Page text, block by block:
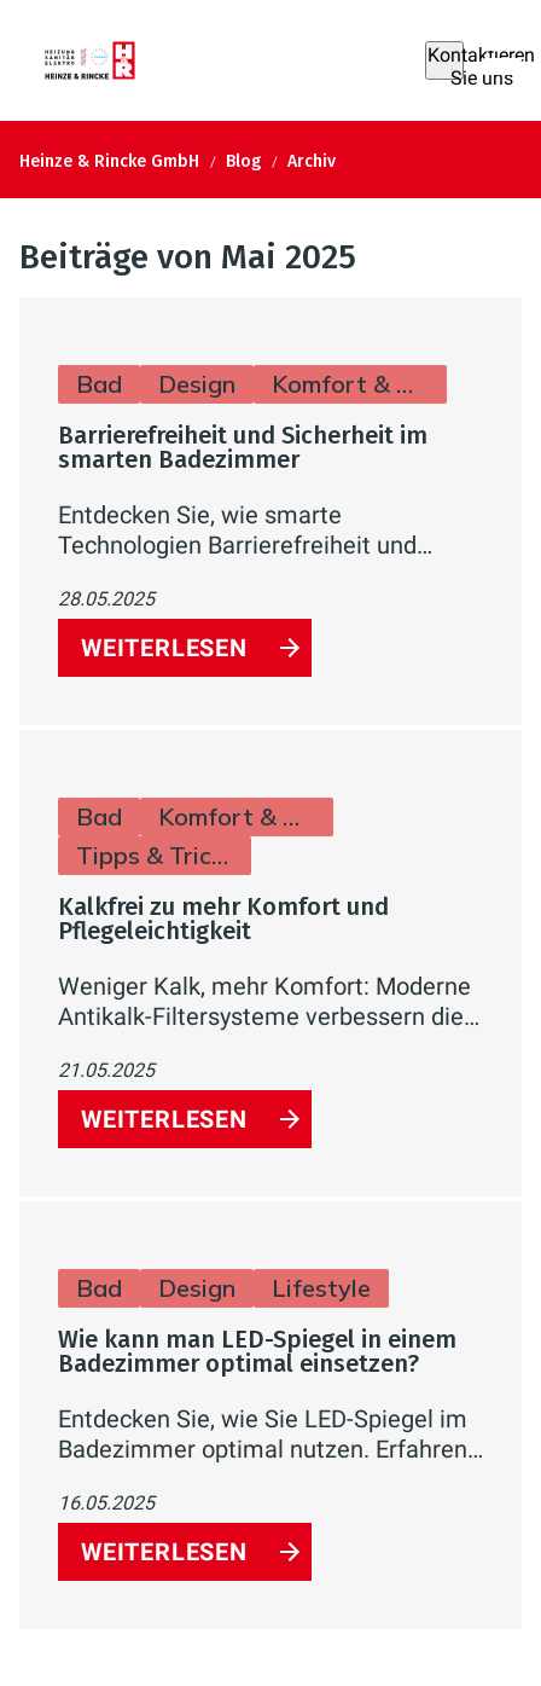
Kontaktieren
Sie uns
Heinze & Rincke GmbH Blog Archiv
Beiträge von Mai 2025
Bad Design Komfort & Hygiene
Barrierefreiheit und Sicherheit im
smarten Badezimmer
Entdecken Sie, wie smarte
Technologien Barrierefreiheit und
für mehr Komfort, Schutz und
Lebensqualität für alle Generationen.
28.05.2025
WEITERLESEN
Bad
Komfort & Hygiene
Tipps & Tricks
Kalkfrei zu mehr Komfort und
Pflegeleichtigkeit
Weniger Kalk, mehr Komfort: Moderne
Antikalk-Filtersysteme verbessern die
reduzieren Kalkablagerungen und
erleichtern die Reinigung. Schützen Sie
Ihre Armaturen und Badflächen effektiv
21.05.2025
WEITERLESEN
Bad Design Lifestyle
Wie kann man LED-Spiegel in einem
Badezimmer optimal einsetzen?
Entdecken Sie, wie Sie LED-Spiegel im
Badezimmer optimal nutzen. Erfahren
Energieeffizienz, platzsparende
Lösungen, Sicherheit und stilvolles
Design für Ihr Bad.
16.05.2025
WEITERLESEN